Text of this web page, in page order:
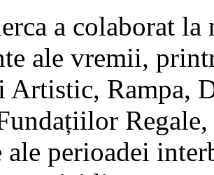
a colaborat la
ale vremii,
Artistic, Rampa,
perioadei